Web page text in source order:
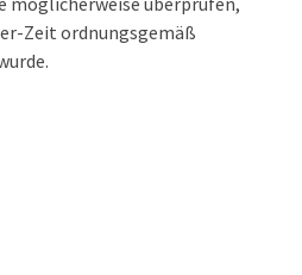
Zeit ordnungsgemäß